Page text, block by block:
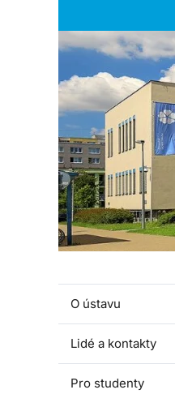
O ústavu
Lidé a kontakty
Pro studenty